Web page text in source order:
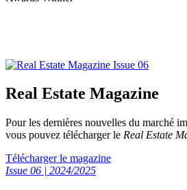
Real Estate Magazine
Pour les dernières nouvelles du marché
vous pouvez télécharger le Real Estate
Télécharger le magazine
Issue 06 | 2024/2025